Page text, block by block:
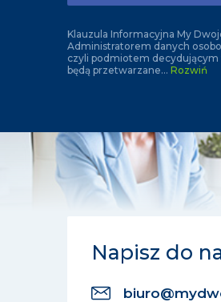
Klauzula Informacyjna My
Administratorem danych
czyli podmiotem decydującym
będą przetwarzane... Rozwiń
Napisz do